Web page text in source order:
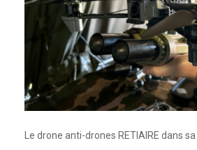
Le drone anti-drones RETIAIRE dans